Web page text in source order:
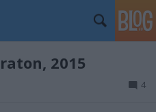
2015
4